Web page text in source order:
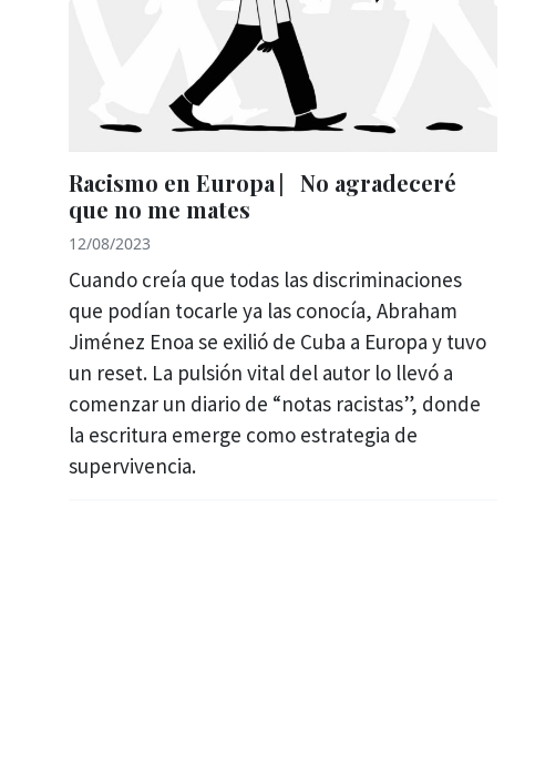
Racismo en Europa ⎸No agradeceré
que no me mates
12/08/2023
Cuando creía que todas las discriminaciones
que podían tocarle ya las conocía, Abraham
Jiménez Enoa se exilió de Cuba a Europa y tuvo
un reset. La pulsión vital del autor lo llevó a
comenzar un diario de “notas racistas”, donde
la escritura emerge como estrategia de
supervivencia.